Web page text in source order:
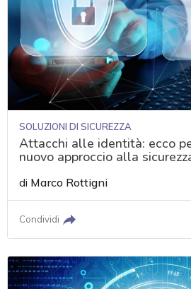
SOLUZIONI DI SICUREZZA
Attacchi alle identità: ecco
nuovo approccio alla
di Marco Rottigni
Condividi